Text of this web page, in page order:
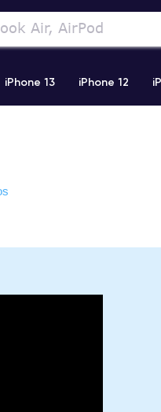
iPhone 13 iPhone 12